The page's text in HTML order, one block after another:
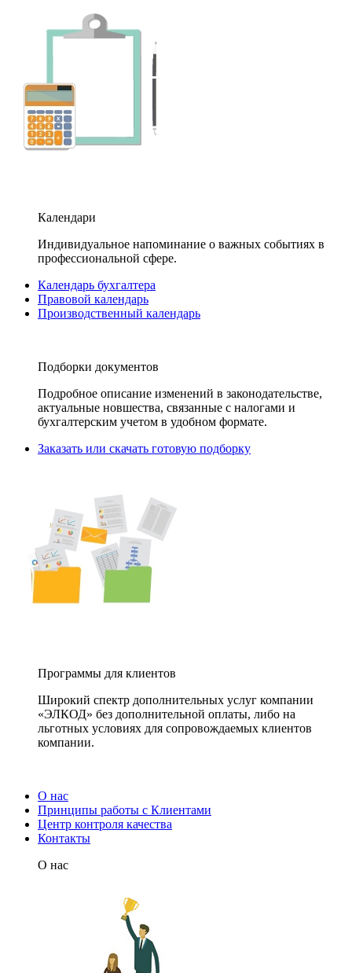
Календари
Индивидуальное напоминание о важных событиях в
профессиональной сфере.
Календарь бухгалтера
Правовой календарь
Производственный календарь
Подборки документов
Подробное описание изменений в законодательстве,
актуальные новшества, связанные с налогами и
бухгалтерским учетом в удобном формате.
Заказать или скачать готовую подборку
Программы для клиентов
Широкий спектр дополнительных услуг компании
«ЭЛКОД» без дополнительной оплаты, либо на
льготных условиях для сопровождаемых клиентов
компании.
О нас
Принципы работы с Клиентами
Центр контроля качества
Контакты
О нас